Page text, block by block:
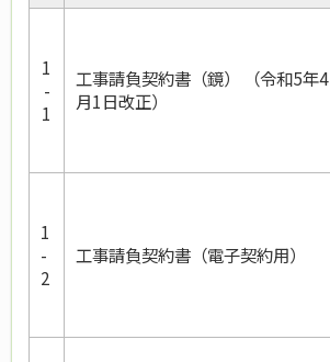
1
-
1
工事請負契約書（鏡） （令和5年4
月1日改正）
1
-
2
工事請負契約書（電子契約用）